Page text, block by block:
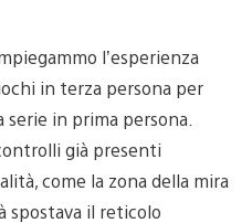
l’esperienza
in terza persona per
in prima persona.
già presenti
come la zona della mira
spostava il reticolo